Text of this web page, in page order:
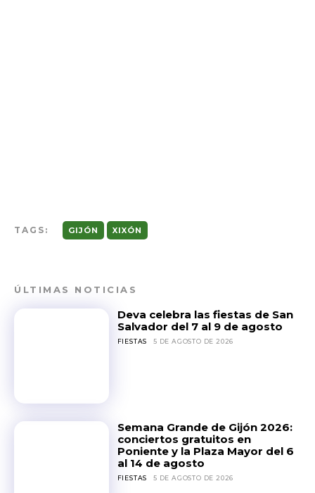
TAGS: GIJÓN XIXÓN
ÚLTIMAS NOTICIAS
Deva celebra las fiestas de San
Salvador del 7 al 9 de agosto
FIESTAS 5 DE AGOSTO DE 2026
Semana Grande de Gijón 2026:
conciertos gratuitos en
Poniente y la Plaza Mayor del 6
al 14 de agosto
FIESTAS 5 DE AGOSTO DE 2026